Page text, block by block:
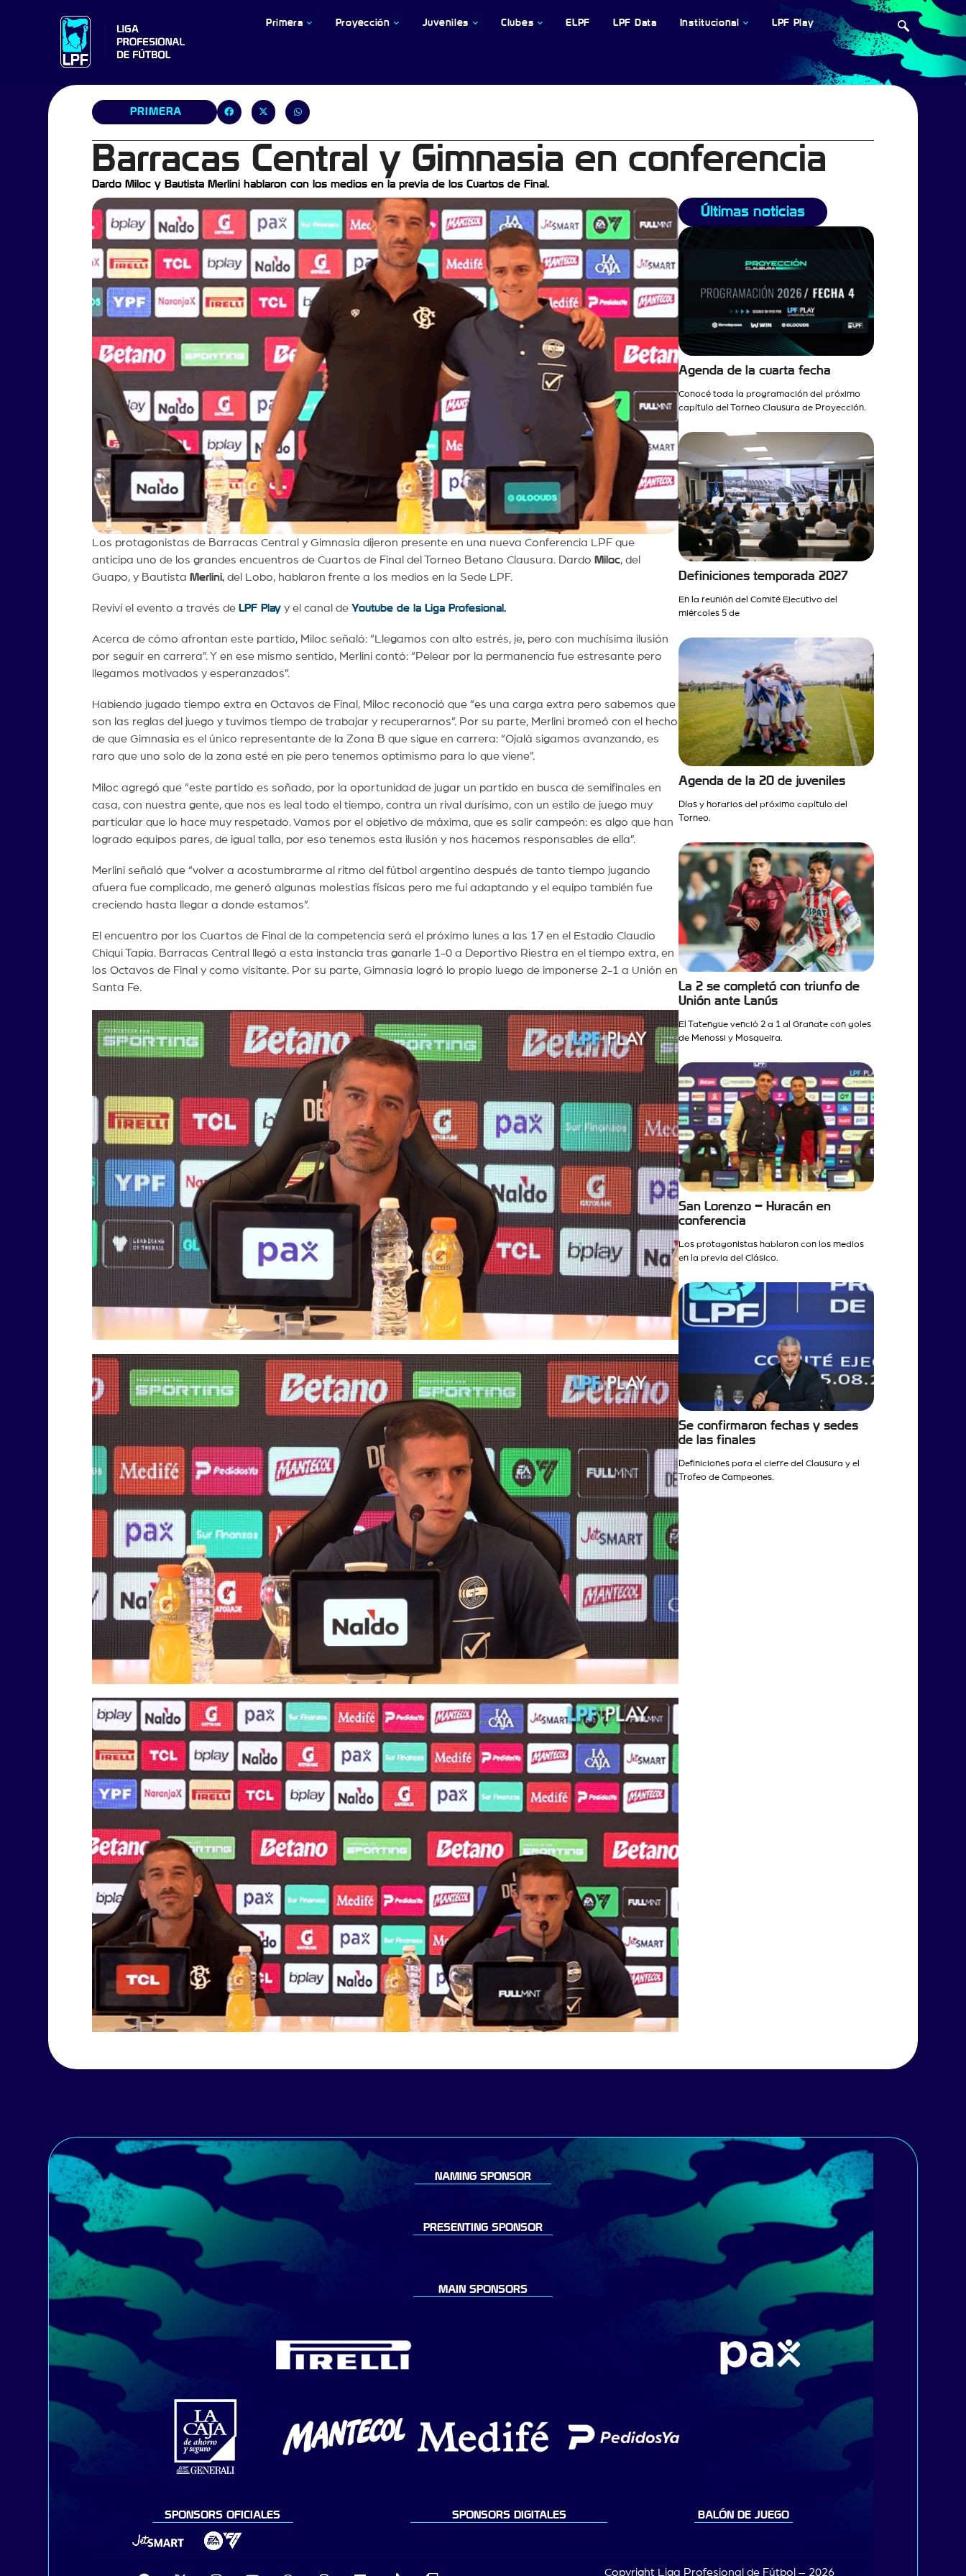
Primera Proyección Juveniles Clubes ELPF LPF Data Institucional LPF Play
PRIMERA
Barracas Central y Gimnasia en conferencia
Dardo Miloc y Bautista Merlini hablaron con los medios en la previa de los Cuartos de Final.
Los protagonistas de Barracas Central y Gimnasia dijeron presente en una nueva Conferencia LPF que
anticipa uno de los grandes encuentros de Cuartos de Final del Torneo Betano Clausura. Dardo Miloc, del
Guapo, y Bautista Merlini,del Lobo, hablaron frente a los medios en la Sede LPF.
Reviví el evento a través de LPF Playy el canal de Youtube de la Liga Profesional.
Acerca de cómo afrontan este partido, Miloc señaló: “Llegamos con alto estrés, je, pero con muchísima ilusión
por seguir en carrera”. Y en ese mismo sentido, Merlini contó: “Pelear por la permanencia fue estresante pero
llegamos motivados y esperanzados”.
Habiendo jugado tiempo extra en Octavos de Final, Miloc reconoció que “es una carga extra pero sabemos que
son las reglas del juego y tuvimos tiempo de trabajar y recuperarnos”. Por su parte, Merlini bromeó con el hecho
de que Gimnasia es el único representante de la Zona B que sigue en carrera: “Ojalá sigamos avanzando, es
raro que uno solo de la zona esté en pie pero tenemos optimismo para lo que viene”.
Miloc agregó que “este partido es soñado, por la oportunidad de jugar un partido en busca de semifinales en
casa, con nuestra gente, que nos es leal todo el tiempo, contra un rival durísimo, con un estilo de juego muy
particular que lo hace muy respetado. Vamos por el objetivo de máxima, que es salir campeón: es algo que han
logrado equipos pares, de igual talla, por eso tenemos esta ilusión y nos hacemos responsables de ella”.
Merlini señaló que “volver a acostumbrarme al ritmo del fútbol argentino después de tanto tiempo jugando
afuera fue complicado, me generó algunas molestias físicas pero me fui adaptando y el equipo también fue
creciendo hasta llegar a donde estamos”.
El encuentro por los Cuartos de Final de la competencia será el próximo lunes a las 17 en el Estadio Claudio
Chiqui Tapia. Barracas Central llegó a esta instancia tras ganarle 1-0 a Deportivo Riestra en el tiempo extra, en
los Octavos de Final y como visitante. Por su parte, Gimnasia logró lo propio luego de imponerse 2-1 a Unión en
Santa Fe.
Últimas noticias
Agenda de la cuarta fecha
Conocé toda la programación del próximo
capítulo del Torneo Clausura de Proyección.
Definiciones temporada 2027
En la reunión del Comité Ejecutivo del
miércoles 5 de
Agenda de la 20 de juveniles
Días y horarios del próximo capítulo del
Torneo.
La 2 se completó con triunfo de
Unión ante Lanús
El Tatengue venció 2 a 1 al Granate con goles
de Menossi y Mosqueira.
San Lorenzo – Huracán en
conferencia
Los protagonistas hablaron con los medios
en la previa del Clásico.
Se confirmaron fechas y sedes
de las finales
Definiciones para el cierre del Clausura y el
Trofeo de Campeones.
NAMING SPONSOR
PRESENTING SPONSOR
MAIN SPONSORS
SPONSORS OFICIALES SPONSORS DIGITALES BALÓN DE JUEGO
Copyright Liga Profesional de Fútbol – 2026